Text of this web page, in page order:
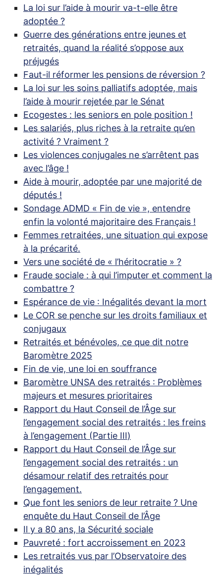
La loi sur l’aide à mourir va-t-elle être
adoptée ?
Guerre des générations entre jeunes et
retraités, quand la réalité s’oppose aux
préjugés
Faut-il réformer les pensions de réversion ?
La loi sur les soins palliatifs adoptée, mais
l’aide à mourir rejetée par le Sénat
Ecogestes : les seniors en pole position !
Les salariés, plus riches à la retraite qu’en
activité ? Vraiment ?
Les violences conjugales ne s’arrêtent pas
avec l’âge !
Aide à mourir, adoptée par une majorité de
députés !
Sondage ADMD « Fin de vie », entendre
enfin la volonté majoritaire des Français !
Femmes retraitées, une situation qui expose
à la précarité.
Vers une société de « l’héritocratie » ?
Fraude sociale : à qui l’imputer et comment la
combattre ?
Espérance de vie : Inégalités devant la mort
Le COR se penche sur les droits familiaux et
conjugaux
Retraités et bénévoles, ce que dit notre
Baromètre 2025
Fin de vie, une loi en souffrance
Baromètre UNSA des retraités : Problèmes
majeurs et mesures prioritaires
Rapport du Haut Conseil de l’Âge sur
l’engagement social des retraités : les freins
à l’engagement (Partie III)
Rapport du Haut Conseil de l’Âge sur
l’engagement social des retraités : un
désamour relatif des retraités pour
l’engagement.
Que font les seniors de leur retraite ? Une
enquête du Haut Conseil de l’Âge
Il y a 80 ans, la Sécurité sociale
Pauvreté : fort accroissement en 2023
Les retraités vus par l’Observatoire des
inégalités